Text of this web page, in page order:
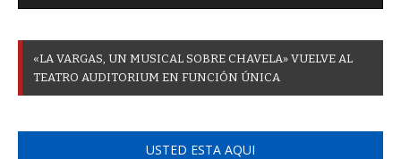
«LA VARGAS UN MUSICAL SOBRE CHAVELA» VUELVE AL
TEATRO AUDITORIUM EN FUNCIÓN ÚNICA
USTED ESTA AQUI